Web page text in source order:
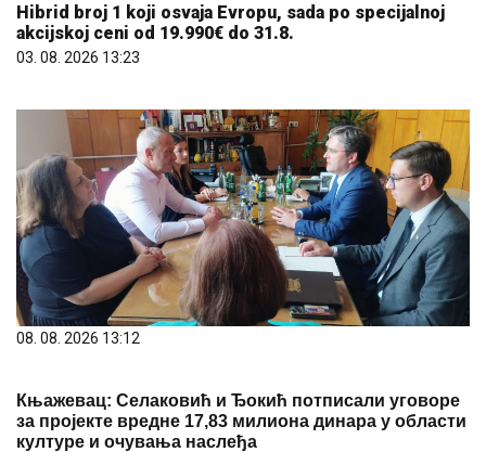
Hibrid broj 1 koji osvaja Evropu, sada po specijalnoj
akcijskoj ceni od 19.990€ do 31.8.
03. 08. 2026 13:23
08. 08. 2026 13:12
Књажевац: Селаковић и Ђокић потписали уговоре
за пројекте вредне 17,83 милиона динара у области
културе и очувања наслеђа